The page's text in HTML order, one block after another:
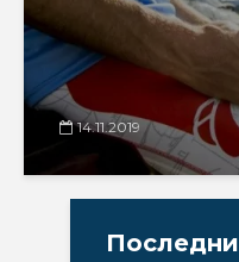
14.11.2019